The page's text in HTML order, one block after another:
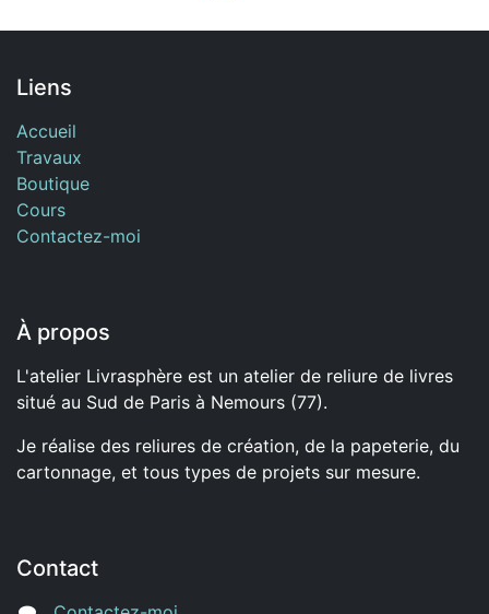
Liens
Accueil
Travaux
Boutique
Cours
Contactez-moi
À propos
L'atelier Livrasphère est un atelier de reliure de livres
situé au Sud de Paris à Nemours (77).
Je réalise des reliures de création, de la papeterie, du
cartonnage, et tous types de projets sur mesure.
Contact